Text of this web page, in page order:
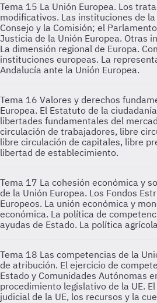
Tema 15 La Unión Europea. Los
modificativos. Las instituciones de
Consejo y la Comisión; el
Justicia de la Unión Europea. Otras
La dimensión regional de Europa.
instituciones europeas. La
Andalucía ante la Unión Europea.
Tema 16 Valores y derechos
Europea. El Estatuto de la
libertades fundamentales del
circulación de trabajadores, libre
libre circulación de capitales, libre
libertad de establecimiento.
Tema 17 La cohesión económica y
de la Unión Europea. Los Fondos
Europeos. La unión económica y
económica. La política de
ayudas de Estado. La política
Tema 18 Las competencias de la
de atribución. El ejercicio de
Estado y Comunidades Autónomas
procedimiento legislativo de la UE.
judicial de la UE, los recursos y la